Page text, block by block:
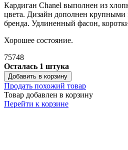
Кардиган Chanel выполнен из
цвета. Дизайн дополнен
бренда. Удлиненный фасон,
Хорошее состояние.
75748
Осталась 1 штука
Добавить в корзину
Продать похожий товар
Товар добавлен в корзину
Перейти к корзине